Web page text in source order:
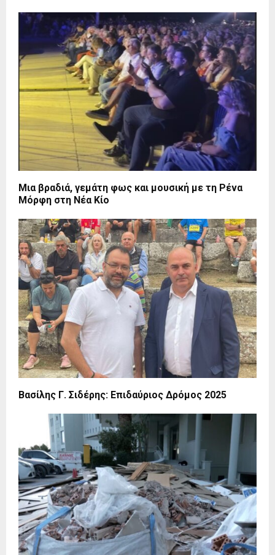
Μια βραδιά, γεμάτη φως και μουσική με τη Ρένα
Μόρφη στη Νέα Κίο
Βασίλης Γ. Σιδέρης: Επιδαύριος Δρόμος 2025